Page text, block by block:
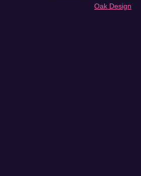
Oak Design